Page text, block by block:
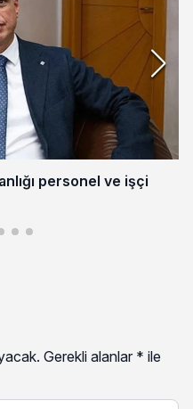
personel ve işçi
Gerekli alanlar * ile